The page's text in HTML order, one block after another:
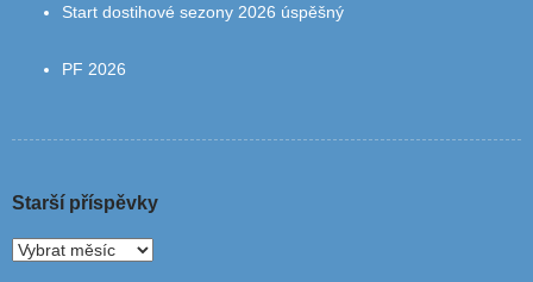
Start dostihové sezony 2026 úspěšný
PF 2026
Starší příspěvky